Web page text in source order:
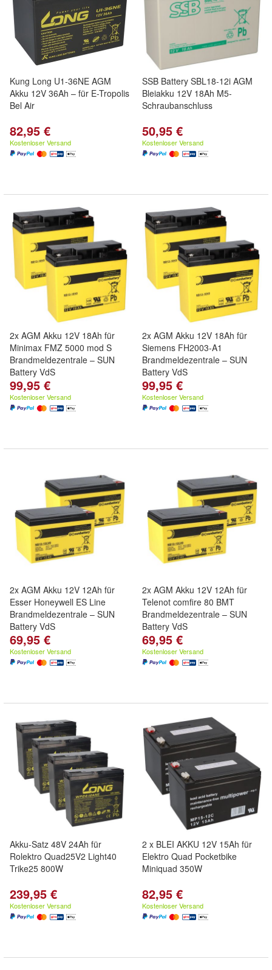
Kung Long U1-36NE AGM
Akku 12V 36Ah – für E-Tropolis
Bel Air
82,95 €
Kostenloser Versand
SSB Battery SBL18-12i AGM
Bleiakku 12V 18Ah M5-
Schraubanschluss
50,95 €
Kostenloser Versand
2x AGM Akku 12V 18Ah für
Minimax FMZ 5000 mod S
Brandmeldezentrale – SUN
Battery VdS
99,95 €
Kostenloser Versand
2x AGM Akku 12V 18Ah für
Siemens FH2003-A1
Brandmeldezentrale – SUN
Battery VdS
99,95 €
Kostenloser Versand
2x AGM Akku 12V 12Ah für
Esser Honeywell ES Line
Brandmeldezentrale – SUN
Battery VdS
69,95 €
Kostenloser Versand
2x AGM Akku 12V 12Ah für
Telenot comfire 80 BMT
Brandmeldezentrale – SUN
Battery VdS
69,95 €
Kostenloser Versand
Akku-Satz 48V 24Ah für
Rolektro Quad25V2 Light40
Trike25 800W
239,95 €
Kostenloser Versand
2 x BLEI AKKU 12V 15Ah für
Elektro Quad Pocketbike
Miniquad 350W
82,95 €
Kostenloser Versand